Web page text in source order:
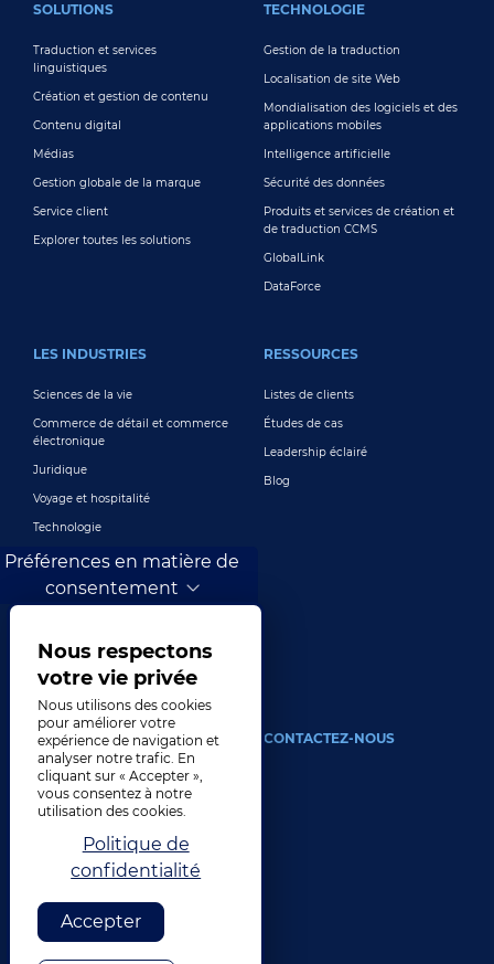
SOLUTIONS
Traduction et services
linguistiques
Création et gestion de contenu
Contenu digital
Médias
Gestion globale de la marque
Service client
Explorer toutes les solutions
TECHNOLOGIE
Gestion de la traduction
Localisation de site Web
Mondialisation des logiciels et des
applications mobiles
Intelligence artificielle
Sécurité des données
Produits et services de création et
de traduction CCMS
GlobalLink
DataForce
LES INDUSTRIES
Sciences de la vie
Commerce de détail et commerce
électronique
Juridique
Voyage et hospitalité
Technologie
Finance et banque
Jeux
Marketing numérique et publicité
Plus de secteurs
RESSOURCES
Listes de clients
Études de cas
Leadership éclairé
Blog
À PROPOS
Notre compagnie
Direction
Carrières
CONTACTEZ-NOUS
Préférences en matière de
consentement
Nous respectons
votre vie privée
Nous utilisons des cookies
pour améliorer votre
expérience de navigation et
analyser notre trafic. En
cliquant sur « Accepter »,
vous consentez à notre
utilisation des cookies.
Politique de
confidentialité
Accepter